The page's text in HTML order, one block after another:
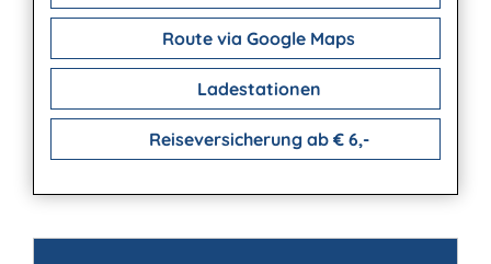
Route via Google Maps
Ladestationen
Reiseversicherung ab € 6,-